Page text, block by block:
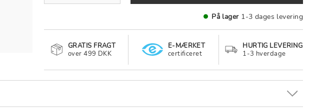
På lager 1-3 dages levering
GRATIS FRAGT
over 499 DKK
E-MÆRKET
certificeret
HURTIG LEVERING
1-3 hverdage